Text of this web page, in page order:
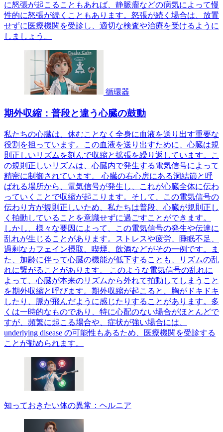
に怒張が起こることもあれば、静脈瘤などの病気によって慢
性的に怒張が続くこともあります。怒張が続く場合は、放置
せずに医療機関を受診し、適切な検査や治療を受けるように
しましょう。
循環器
期外収縮：普段と違う心臓の鼓動
私たちの心臓は、休むことなく全身に血液を送り出す重要な
役割を担っています。この血液を送り出すために、心臓は規
則正しいリズムを刻んで収縮と拡張を繰り返しています。こ
の規則正しいリズムは、心臓内で発生する電気信号によって
精密に制御されています。 心臓の右心房にある洞結節と呼
ばれる場所から、電気信号が発生し、これが心臓全体に伝わ
っていくことで収縮が起こります。そして、この電気信号の
伝わり方が規則正しいため、私たちは普段、心臓が規則正し
く拍動していることを意識せずに過ごすことができます。
しかし、様々な要因によって、この電気信号の発生や伝達に
乱れが生じることがあります。ストレスや疲労、睡眠不足、
過剰なカフェイン摂取、喫煙、飲酒などがその一例です。ま
た、加齢に伴って心臓の機能が低下することも、リズムの乱
れに繋がることがあります。 このような電気信号の乱れに
よって、心臓が本来のリズムから外れて拍動してしまうこと
を期外収縮と呼びます。期外収縮が起こると、胸がドキドキ
したり、脈が飛んだように感じたりすることがあります。多
くは一時的なものであり、特に心配のない場合がほとんどで
すが、頻繁に起こる場合や、症状が強い場合には、
underlying disease の可能性もあるため、医療機関を受診する
ことが勧められます。
知っておきたい体の異常：ヘルニア